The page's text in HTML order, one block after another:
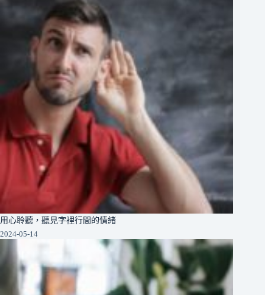
用心聆聽，聽見字裡行間的情緒
2024-05-14